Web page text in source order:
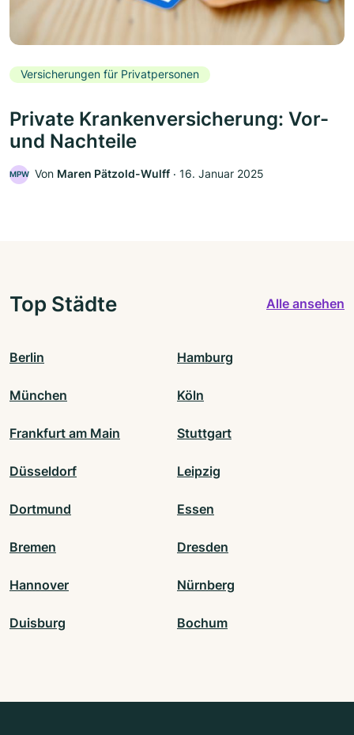
Versicherungen für Privatpersonen
Private Krankenversicherung: Vor-
und Nachteile
MPW Von Maren Pätzold-Wulff ‧ 16. Januar 2025
Top Städte Alle ansehen
Berlin Hamburg
München Köln
Frankfurt am Main Stuttgart
Düsseldorf Leipzig
Dortmund Essen
Bremen Dresden
Hannover Nürnberg
Duisburg Bochum